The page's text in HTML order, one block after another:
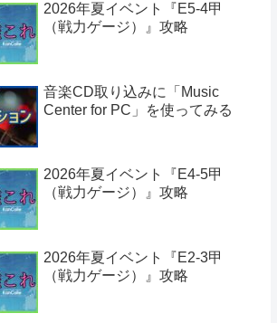
2026年夏イベント『E5-4甲
（戦力ゲージ）』攻略
音楽CD取り込みに「Music
Center for PC」を使ってみる
2026年夏イベント『E4-5甲
（戦力ゲージ）』攻略
2026年夏イベント『E2-3甲
（戦力ゲージ）』攻略